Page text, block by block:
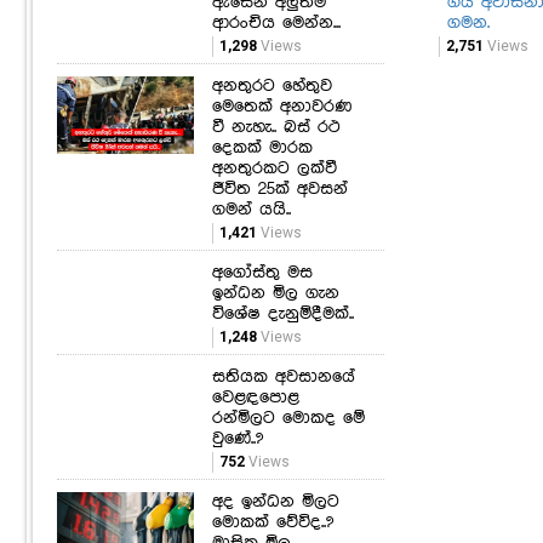
ගමන.
2,751 Views
ආරංචිය මෙන්න...
1,298Views
අනතුරට හේතුව
මෙතෙක් අනාවරණ
වී නැහැ.. බස් රථ
දෙකක් මාරක
අනතුරකට ලක්වී
ජීවිත 25ක් අවසන්
ගමන් යයි..
1,421 Views
අගෝස්තු මස
ඉන්ධන මිල ගැන
විශේෂ දැනුම්දීමක්..
1,248Views
සතියක අවසානයේ
වෙළඳපොළ
රන්මිලට මොකද මේ
වුණේ..?
752Views
අද ඉන්ධන මිලට
මොකක් වේවිද..?